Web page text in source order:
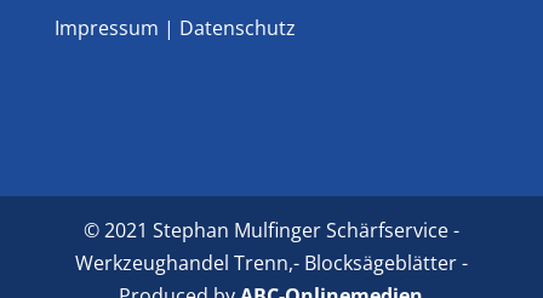
Impressum | Datenschutz
© 2021 Stephan Mulfinger Schärfservice -
Werkzeughandel Trenn,- Blocksägeblätter -